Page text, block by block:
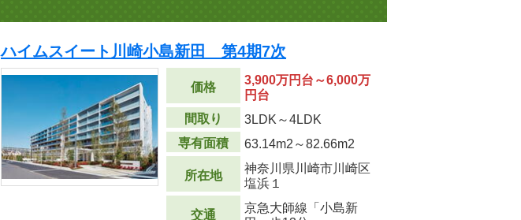
ハイムスイート川崎小島新田 第4期7次
価格
3,900万円台～6,000万
円台
間取り
3LDK～4LDK
専有面積
63.14m2 ～82.66m2
所在地
神奈川県川崎市川崎区
塩浜１
交通
京急大師線「小島新